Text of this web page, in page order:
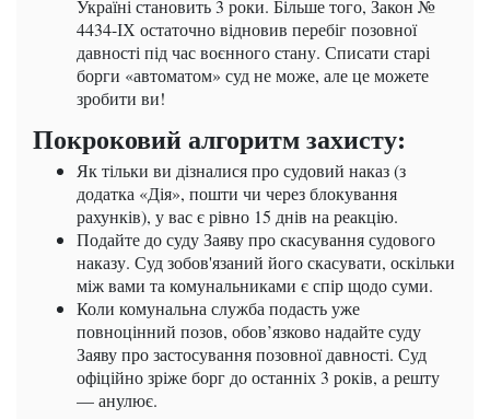
Україні становить 3 роки. Більше того, Закон №
4434-ІХ остаточно відновив перебіг позовної
давності під час воєнного стану. Списати старі
борги «автоматом» суд не може, але це можете
зробити ви!
Покроковий алгоритм захисту:
Як тільки ви дізналися про судовий наказ (з
додатка «Дія», пошти чи через блокування
рахунків), у вас є рівно 15 днів на реакцію.
Подайте до суду Заяву про скасування судового
наказу. Суд зобов'язаний його скасувати, оскільки
між вами та комунальниками є спір щодо суми.
Коли комунальна служба подасть уже
повноцінний позов, обов’язково надайте суду
Заяву про застосування позовної давності. Суд
офіційно зріже борг до останніх 3 років, а решту
— анулює.